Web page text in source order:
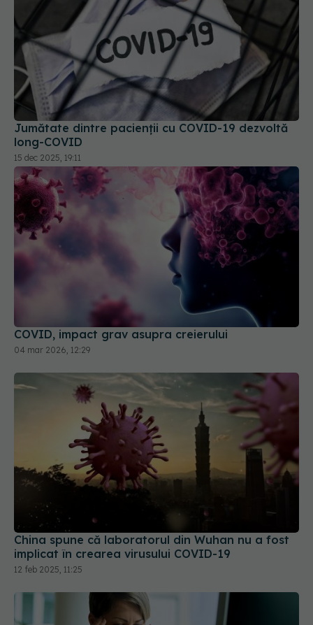
Jumătate dintre pacienții cu COVID-19 dezvoltă
long-COVID
15 dec 2025, 19:11
COVID, impact grav asupra creierului
04 mar 2026, 12:29
China spune că laboratorul din Wuhan nu a fost
implicat în crearea virusului COVID-19
12 feb 2025, 11:25